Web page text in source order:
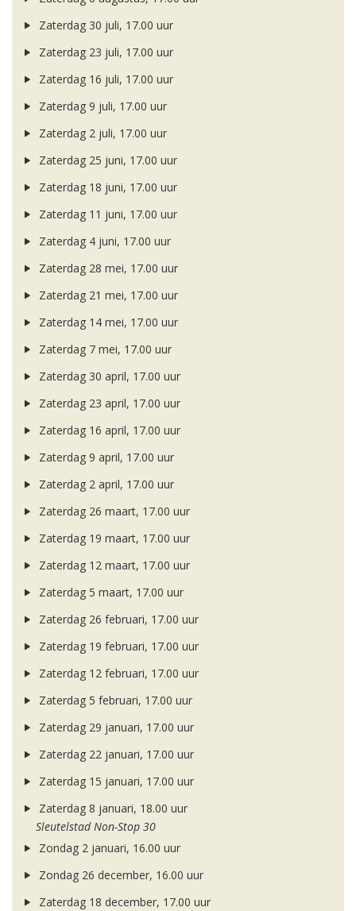
Zaterdag 30 juli, 17.00 uur
Zaterdag 23 juli, 17.00 uur
Zaterdag 16 juli, 17.00 uur
Zaterdag 9 juli, 17.00 uur
Zaterdag 2 juli, 17.00 uur
Zaterdag 25 juni, 17.00 uur
Zaterdag 18 juni, 17.00 uur
Zaterdag 11 juni, 17.00 uur
Zaterdag 4 juni, 17.00 uur
Zaterdag 28 mei, 17.00 uur
Zaterdag 21 mei, 17.00 uur
Zaterdag 14 mei, 17.00 uur
Zaterdag 7 mei, 17.00 uur
Zaterdag 30 april, 17.00 uur
Zaterdag 23 april, 17.00 uur
Zaterdag 16 april, 17.00 uur
Zaterdag 9 april, 17.00 uur
Zaterdag 2 april, 17.00 uur
Zaterdag 26 maart, 17.00 uur
Zaterdag 19 maart, 17.00 uur
Zaterdag 12 maart, 17.00 uur
Zaterdag 5 maart, 17.00 uur
Zaterdag 26 februari, 17.00 uur
Zaterdag 19 februari, 17.00 uur
Zaterdag 12 februari, 17.00 uur
Zaterdag 5 februari, 17.00 uur
Zaterdag 29 januari, 17.00 uur
Zaterdag 22 januari, 17.00 uur
Zaterdag 15 januari, 17.00 uur
Zaterdag 8 januari, 18.00 uur
Sleutelstad Non-Stop 30
Zondag 2 januari, 16.00 uur
Zondag 26 december, 16.00 uur
Zaterdag 18 december, 17.00 uur